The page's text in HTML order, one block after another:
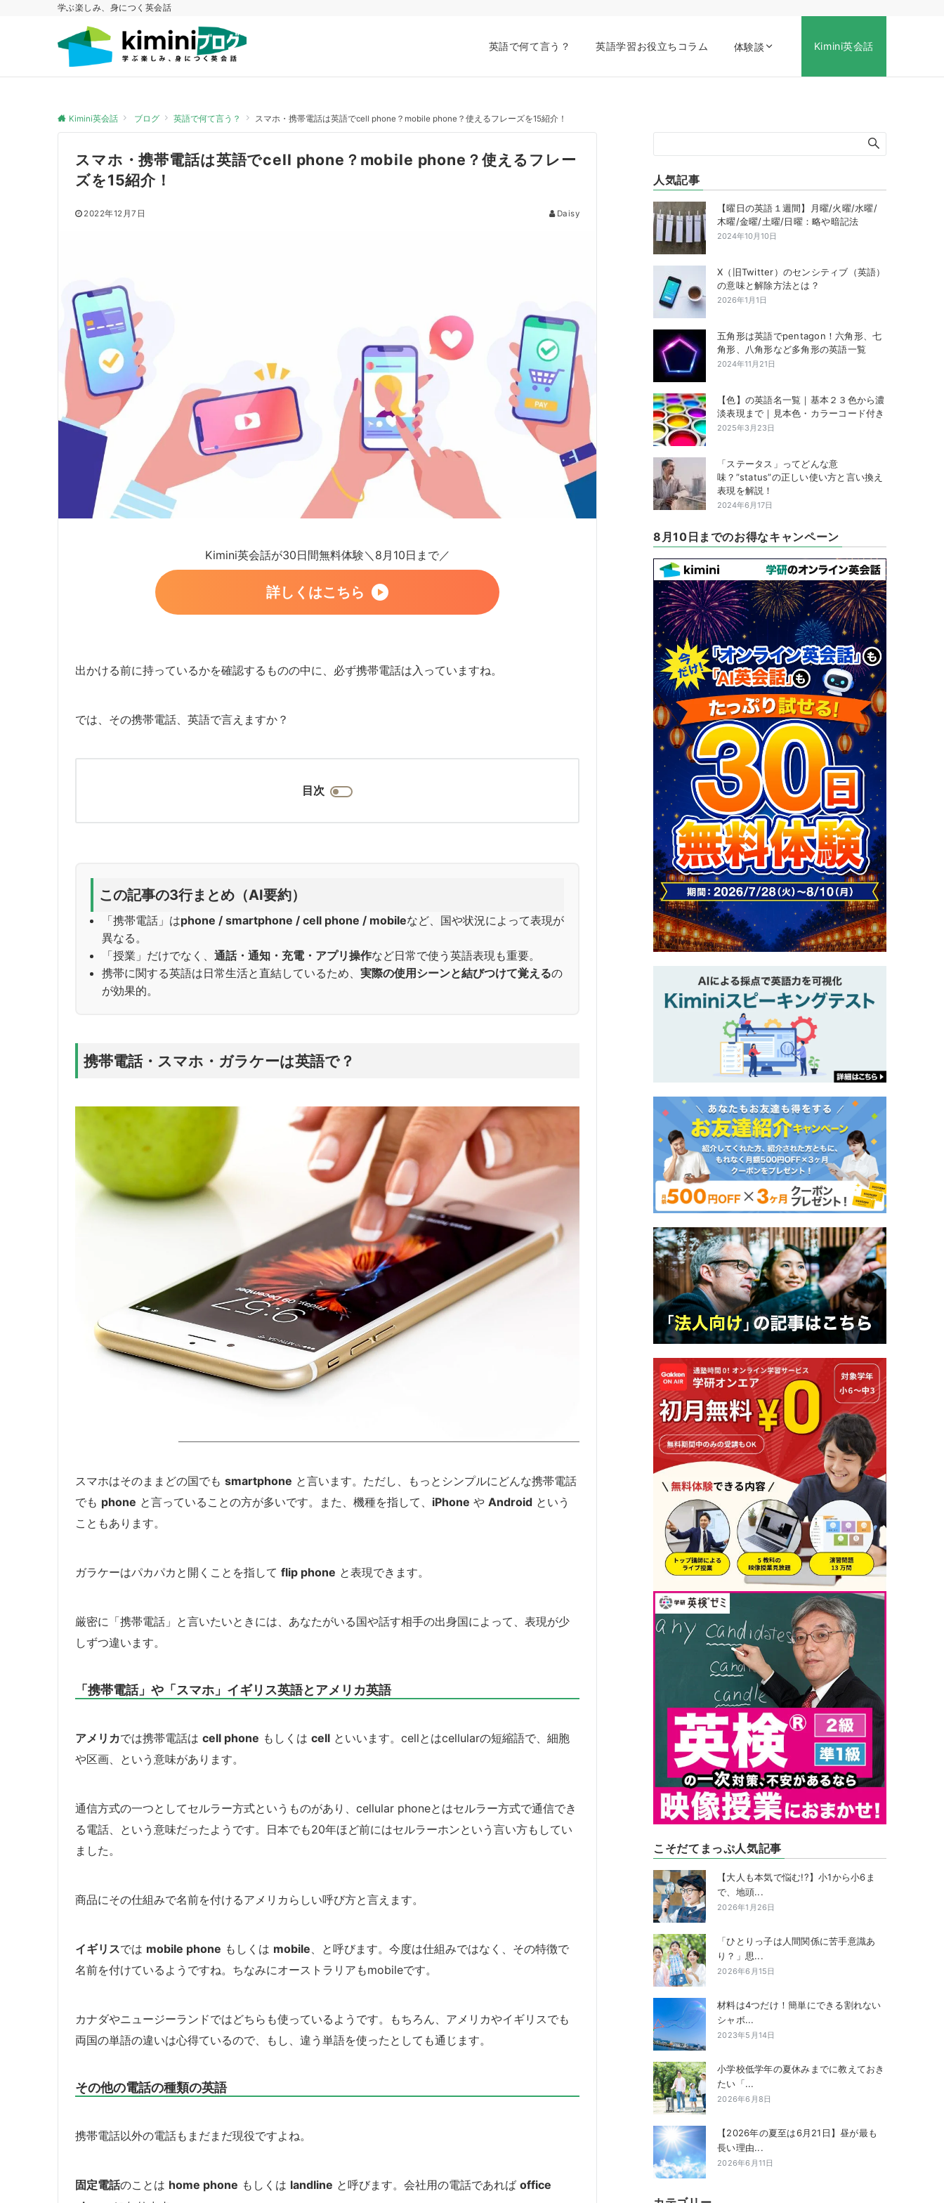
学ぶ楽しみ、身につく英会話
英語で何て言う？ 英語学習お役立ちコラム 体験談 Kimini英会話
Kimini英会話 ブログ 英語で何て言う？ スマホ・携帯電話は英語でcell phone？mobile phone？使えるフレーズを15紹介！
スマホ・携帯電話は英語でcell phone？mobile phone？使えるフレー
ズを15紹介！
2022年12月7日 Daisy
Kimini英会話が30日間無料体験＼8月10日まで／
詳しくはこちら
出かける前に持っているかを確認するものの中に、必ず携帯電話は入っていますね。
では、その携帯電話、英語で言えますか？
目次
この記事の3行まとめ（AI要約）
「携帯電話」はphone / smartphone / cell phone / mobileなど、国や状況によって表現が
異なる。
「授業」だけでなく、 通話・通知・充電・アプリ操作など日常で使う英語表現も重要。
携帯に関する英語は日常生活と直結しているため、 実際の使用シーンと結びつけて覚えるの
が効果的。
携帯電話・スマホ・ガラケーは英語で？
スマホはそのままどの国でも smartphone と言います。ただし、もっとシンプルにどんな携帯電話
でも phone と言っていることの方が多いです。また、機種を指して、 iPhone や Android という
こともあります。
ガラケーはパカパカと開くことを指して flip phone と表現できます。
厳密に「携帯電話」と言いたいときには、あなたがいる国や話す相手の出身国によって、表現が少
しずつ違います。
「携帯電話」や「スマホ」イギリス英語とアメリカ英語
アメリカでは携帯電話は cell phone もしくは cell といいます。cellとはcellularの短縮語で、細胞
や区画、という意味があります。
通信方式の一つとしてセルラー方式というものがあり、cellular phoneとはセルラー方式で通信でき
る電話、という意味だったようです。日本でも20年ほど前にはセルラーホンという言い方もしてい
ました。
商品にその仕組みで名前を付けるアメリカらしい呼び方と言えます。
イギリスでは mobile phone もしくは mobile、と呼びます。今度は仕組みではなく、その特徴で
名前を付けているようですね。ちなみにオーストラリアもmobileです。
カナダやニュージーランドではどちらも使っているようです。もちろん、アメリカやイギリスでも
両国の単語の違いは心得ているので、もし、違う単語を使ったとしても通じます。
その他の電話の種類の英語
携帯電話以外の電話もまだまだ現役ですよね。
固定電話のことは home phone もしくは landline と呼びます。会社用の電話であれば office
人気記事
【曜日の英語１週間】月曜/火曜/水曜/
木曜/金曜/土曜/日曜：略や暗記法
2024年10月10日
X（旧Twitter）のセンシティブ（英語）
の意味と解除方法とは？
2026年1月1日
五角形は英語でpentagon！六角形、七
角形、八角形など多角形の英語一覧
2024年11月21日
【色】の英語名一覧｜基本２３色から濃
淡表現まで｜見本色・カラーコード付き
2025年3月23日
「ステータス」ってどんな意
味？”status”の正しい使い方と言い換え
表現を解説！
2024年6月17日
8月10日までのお得なキャンペーン
こそだてまっぷ人気記事
【大人も本気で悩む!?】小1から小6ま
で、地頭...
2026年1月26日
「ひとりっ子は人間関係に苦手意識あ
り？」思...
2026年6月15日
材料は4つだけ！簡単にできる割れない
シャボ...
2023年5月14日
小学校低学年の夏休みまでに教えておき
たい「...
2026年6月8日
【2026年の夏至は6月21日】昼が最も
長い理由...
2026年6月11日